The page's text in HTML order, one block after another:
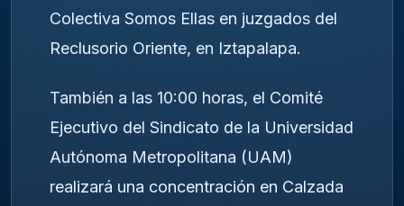
Colectiva Somos Ellas en juzgados del
Reclusorio Oriente, en Iztapalapa.
También a las 10:00 horas, el Comité
Ejecutivo del Sindicato de la Universidad
Autónoma Metropolitana (UAM)
realizará una concentración en Calzada